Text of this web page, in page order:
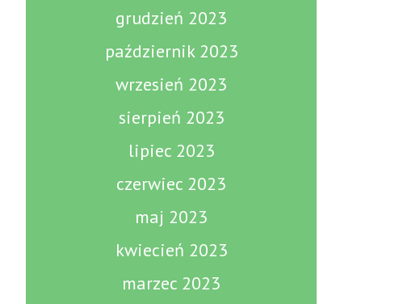
grudzień 2023
październik 2023
wrzesień 2023
sierpień 2023
lipiec 2023
czerwiec 2023
maj 2023
kwiecień 2023
marzec 2023